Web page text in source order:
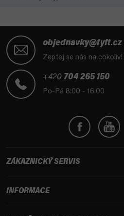
objednavky@fyft.cz
Zeptej se nás na cokoliv!
+420 704 265 150
Po-Pá 8:00 - 16:00
ZÁKAZNICKÝ SERVIS
INFORMACE